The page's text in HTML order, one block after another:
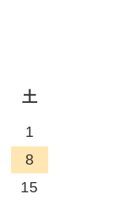
土
1
8
15